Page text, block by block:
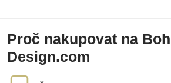
Proč nakupovat na
Design.com